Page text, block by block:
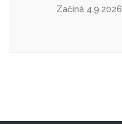
Začíná 4.9.2026